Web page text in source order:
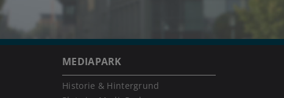
MEDIAPARK
Historie & Hintergrund